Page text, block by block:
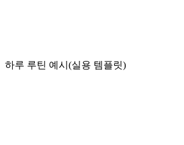
하루 루틴 예시(실용 템플릿)